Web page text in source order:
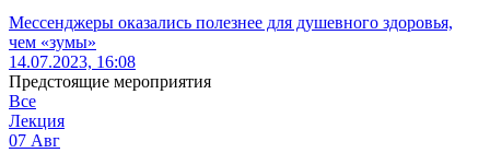
Мессенджеры оказались полезнее для душевного здоровья,
чем «зумы»
14.07.2023, 16:08
Предстоящие мероприятия
Все
Лекция
07 Авг